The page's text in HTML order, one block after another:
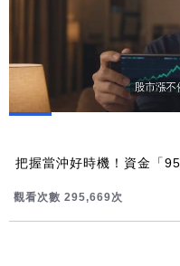
把握當沖好時機！資金「
觀看次數 295,669次